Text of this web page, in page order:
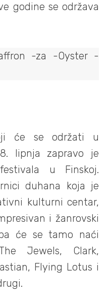
godine se održava
će se održati u
lipnja zapravo je
u Finskoj.
duhana koja je
kulturni centar,
i žanrovski
će se tamo naći
Jewels, Clark,
Flying Lotus i